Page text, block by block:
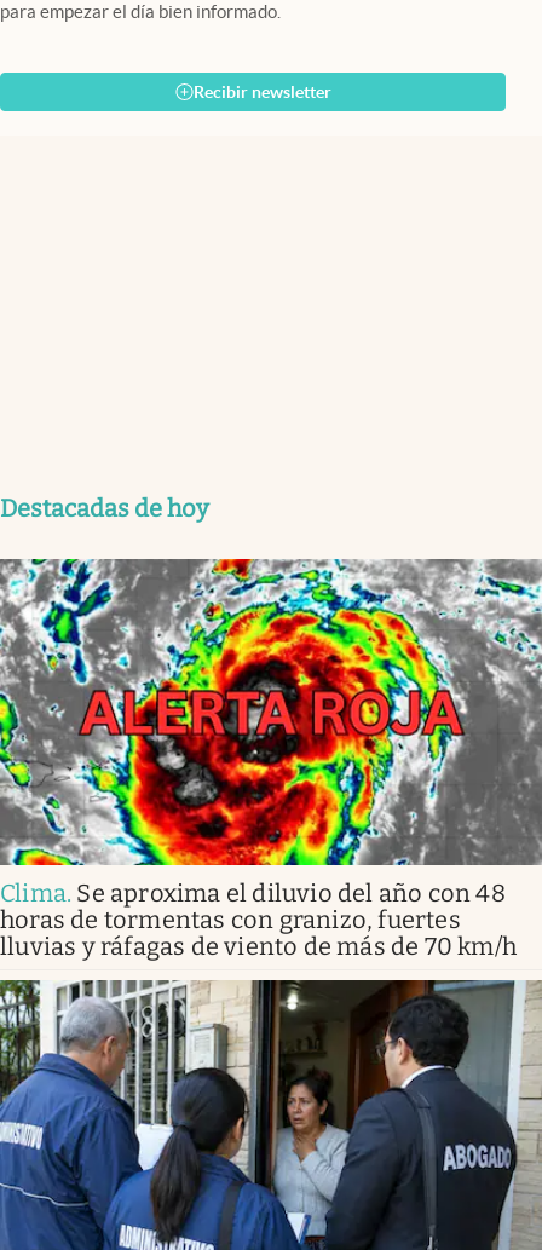
para empezar el día bien informado.
Recibir newsletter
Destacadas de hoy
Clima. Se aproxima el diluvio del año con 48
horas de tormentas con granizo, fuertes
lluvias y ráfagas de viento de más de 70 km/h